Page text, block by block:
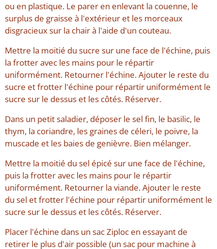
ou en plastique. Le parer en enlevant la couenne, le
surplus de graisse à l'extérieur et les morceaux
disgracieux sur la chair à l'aide d'un couteau.
Mettre la moitié du sucre sur une face de l'échine, puis
la frotter avec les mains pour le répartir
uniformément. Retourner l'échine. Ajouter le reste du
sucre et frotter l'échine pour répartir uniformément le
sucre sur le dessus et les côtés. Réserver.
Dans un petit saladier, déposer le sel fin, le basilic, le
thym, la coriandre, les graines de céleri, le poivre, la
muscade et les baies de genièvre. Bien mélanger.
Mettre la moitié du sel épicé sur une face de l'échine,
puis la frotter avec les mains pour le répartir
uniformément. Retourner la viande. Ajouter le reste
du sel et frotter l'échine pour répartir uniformément le
sucre sur le dessus et les côtés. Réserver.
Placer l'échine dans un sac Ziploc en essayant de
retirer le plus d'air possible (un sac pour machine à